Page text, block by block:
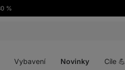
%
Vybavení Novinky Cíle 💪